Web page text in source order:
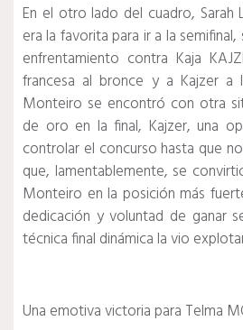
En el otro lado del cuadro, Sarah
era la favorita para ir a la
enfrentamiento contra Kaja
francesa al bronce y a Kajzer a
Monteiro se encontró con otra
de oro en la final, Kajzer, una
controlar el concurso hasta que
que, lamentablemente, se
Monteiro en la posición más
dedicación y voluntad de ganar
técnica final dinámica la vio
Una emotiva victoria para Telma